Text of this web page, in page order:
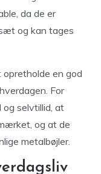
da de er
og kan tages
en god
For
selvtillid, at
og at de
metalbøjler.